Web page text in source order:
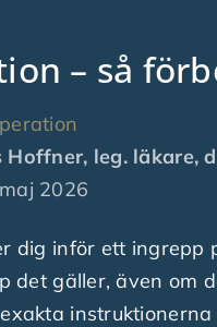
– så
Hoffner, leg. läkare,
2026
dig inför ett ingrepp
det gäller, även om